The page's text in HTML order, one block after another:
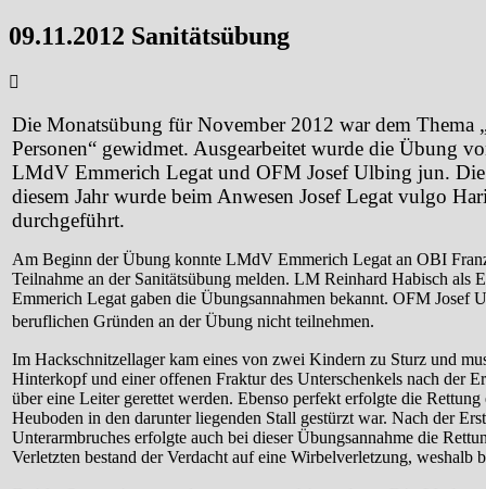
09.11.2012 Sanitätsübung
Die Monatsübung für November 2012 war dem Thema
Personen“ gewidmet. Ausgearbeitet wurde die Übung
LMdV Emmerich Legat und OFM Josef Ulbing jun.
diesem Jahr wurde beim Anwesen Josef Legat vulgo
durchgeführt.
Am Beginn der Übung konnte LMdV Emmerich Legat an OBI
Teilnahme an der Sanitätsübung melden. LM Reinhard Habisch als
Emmerich Legat gaben die Übungsannahmen bekannt. OFM Josef
beruflichen Gründen an der Übung nicht teilnehmen.
Im Hackschnitzellager kam eines von zwei Kindern zu Sturz und
Hinterkopf und einer offenen Fraktur des Unterschenkels nach der
über eine Leiter gerettet werden. Ebenso perfekt erfolgte die
Heuboden in den darunter liegenden Stall gestürzt war. Nach der
Unterarmbruches erfolgte auch bei dieser Übungsannahme die
Verletzten bestand der Verdacht auf eine Wirbelverletzung, weshalb